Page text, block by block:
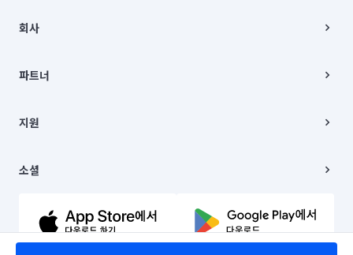
00019 |
주소 | 본사: 서울특별시 종로구 율곡로 6(중학동, 트윈트리빌딩) B동 5층
컨택센터 : 서울특별시 종로구 수송동 율곡로 24, 7층, 8층 미소
상품, 상품정보, 거래에 관한 의무와 책임은 거래당사자에게 있습니다.
언론 보도 관련 문의:
© 유한회사 미소. Miso, Inc. All Rights Reserved.
회사
채용
파트너
이사
지원
이용약관
문의하기
소셜
유튜브